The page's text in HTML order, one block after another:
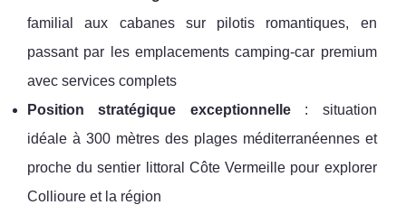
familial aux cabanes sur pilotis romantiques, en
passant par les emplacements camping-car premium
avec services complets
Position stratégique exceptionnelle: situation
idéale à 300 mètres des plages méditerranéennes et
proche du sentier littoral Côte Vermeille pour explorer
Collioure et la région